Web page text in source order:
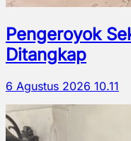
Pengeroyok
Ditangkap
6 Agustus 2026 10.11